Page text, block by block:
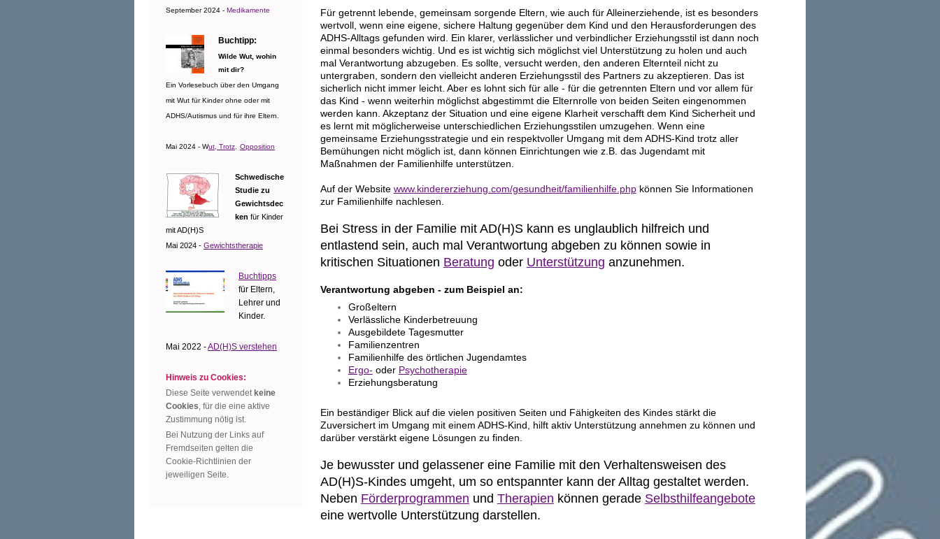
Für getrennt lebende, gemeinsam sorgende Eltern, wie auch für Alleinerziehende, ist es besonders
wertvoll, wenn eine eigene, sichere Haltung gegenüber dem Kind und den Herausforderungen des
ADHS-Alltags gefunden wird. Ein klarer, verlässlicher und verbindlicher Erziehungsstil ist dann noch
einmal besonders wichtig. Und es ist wichtig sich möglichst viel Unterstützung zu holen und auch
mal Verantwortung abzugeben. Es sollte, versucht werden, den anderen Elternteil nicht zu
untergraben, sondern den vielleicht anderen Erziehungsstil des Partners zu akzeptieren. Das ist
sicherlich nicht immer leicht. Aber es lohnt sich für alle - für die getrennten Eltern und vor allem für
das Kind - wenn weiterhin möglichst abgestimmt die Elternrolle von beiden Seiten eingenommen
werden kann. Akzeptanz der Situation und eine eigene Klarheit verschafft dem Kind Sicherheit und
es lernt mit möglicherweise unterschiedlichen Erziehungsstilen umzugehen. Wenn eine
gemeinsame Erziehungsstrategie und ein respektvoller Umgang mit dem ADHS-Kind trotz aller
Bemühungen nicht möglich ist, dann können Einrichtungen wie z.B. das Jugendamt mit
Maßnahmen der Familienhilfe unterstützen.
Auf der Website www.kindererziehung.com/gesundheit/familienhilfe.php können Sie Informationen
zur Familienhilfe nachlesen.
Bei Stress in der Familie mit AD(H)S kann es unglaublich hilfreich und
entlastend sein, auch mal Verantwortung abgeben zu können sowie in
kritischen Situationen Beratung oder Unterstützung anzunehmen.
Verantwortung abgeben - zum Beispiel an:
Großeltern
Verlässliche Kinderbetreuung
Ausgebildete Tagesmutter
Familienzentren
Familienhilfe des örtlichen Jugendamtes
Ergo- oder Psychotherapie
Erziehungsberatung
Ein beständiger Blick auf die vielen positiven Seiten und Fähigkeiten des Kindes stärkt die
Zuversichert im Umgang mit einem ADHS-Kind, hilft aktiv Unterstützung annehmen zu können und
darüber verstärkt eigene Lösungen zu finden.
Je bewusster und gelassener eine Familie mit den Verhaltensweisen des
AD(H)S-Kindes umgeht, um so entspannter kann der Alltag gestaltet werden.
Neben Förderprogrammen und Therapien können gerade Selbsthilfeangebote
eine wertvolle Unterstützung darstellen.
September 2024 - Medikamente
Buchtipp:
Wilde Wut, wohin
mit dir?
Ein Vorlesebuch über den Umgang
mit Wut für Kinder ohne oder mit
ADHS/Autismus und für ihre Eltern.
Mai 2024 - Wut, Trotz, Opposition
Schwedische
Studie zu
Gewichtsdec
ken für Kinder
mit AD(H)S
Mai 2024 - Gewichtstherapie
Buchtipps
für Eltern,
Lehrer und
Kinder.
Mai 2022 -AD(H)S verstehen
Hinweis zu Cookies:
Diese Seite verwendet keine
Cookies, für die eine aktive
Zustimmung nötig ist.
Bei Nutzung der Links auf
Fremdseiten gelten die
Cookie-Richtlinien der
jeweiligen Seite.